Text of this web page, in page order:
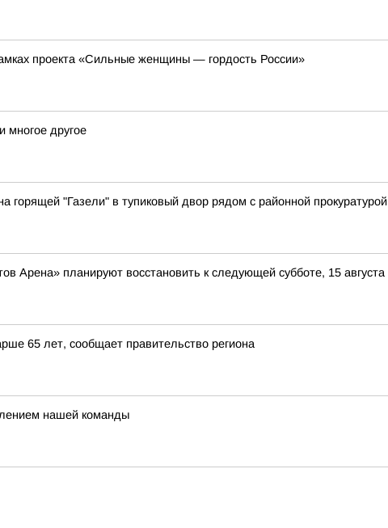
проекта «Сильные женщины — гордость России»
многое другое
"Газели" в тупиковый двор рядом с районной прокуратурой
Арена» планируют восстановить к следующей субботе, 15 августа
65 лет, сообщает правительство региона
нашей команды